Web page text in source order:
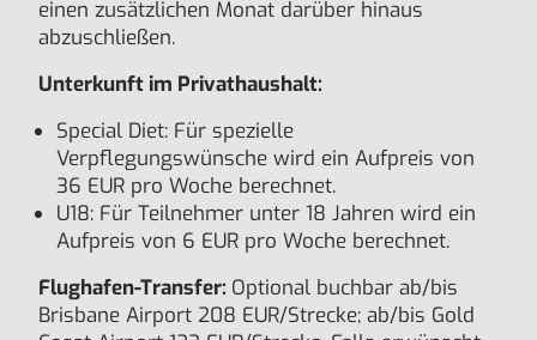
einen zusätzlichen Monat darüber hinaus
abzuschließen.
Unterkunft im Privathaushalt:
Special Diet: Für spezielle
Verpflegungswünsche wird ein Aufpreis von
36 EUR pro Woche berechnet.
U18: Für Teilnehmer unter 18 Jahren wird ein
Aufpreis von 6 EUR pro Woche berechnet.
Flughafen-Transfer: Optional buchbar ab/bis
Brisbane Airport 208 EUR/Strecke; ab/bis Gold